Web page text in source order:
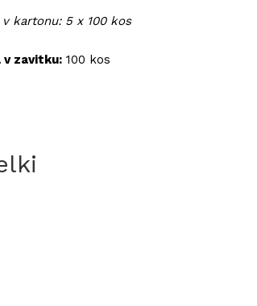
v kartonu: 5 x 100 kos
v zavitku: 100 kos